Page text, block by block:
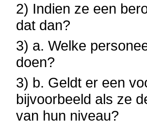
2) Indien ze een
dat dan?
3) a. Welke
doen?
3) b. Geldt er een
bijvoorbeeld als ze
van hun niveau?